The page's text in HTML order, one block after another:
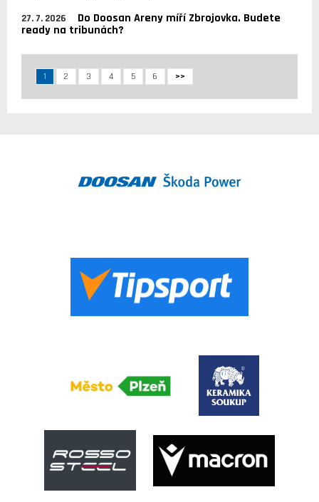
27. 7. 2026
Do Doosan Areny míří Zbrojovka. Budete
ready na tribunách?
1 2 3 4 5 6 >>